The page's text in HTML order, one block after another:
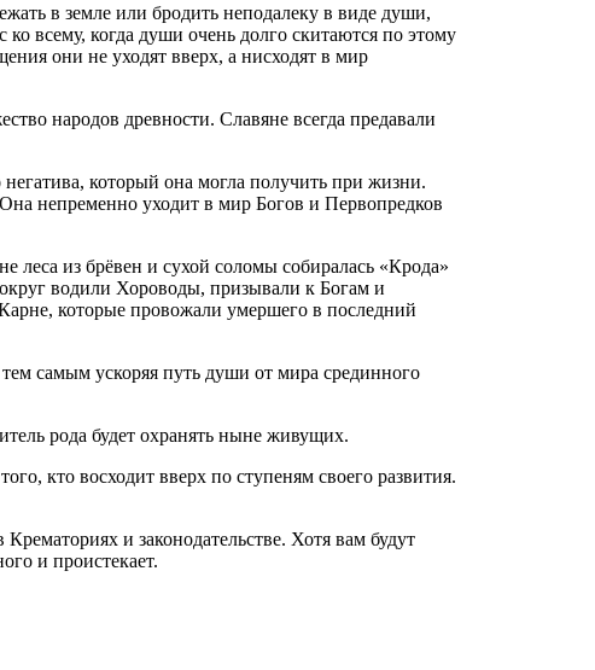
в земле или бродить неподалеку в виде души,
всему, когда души очень долго скитаются по этому
они не уходят вверх, а нисходят в мир
народов древности. Славяне всегда предавали
который она могла получить при жизни.
непременно уходит в мир Богов и Первопредков
из брёвен и сухой соломы собиралась «Крода»
водили Хороводы, призывали к Богам и
которые провожали умершего в последний
самым ускоряя путь души от мира срединного
рода будет охранять ныне живущих.
кто восходит вверх по ступеням своего развития.
и законодательстве. Хотя вам будут
и проистекает.